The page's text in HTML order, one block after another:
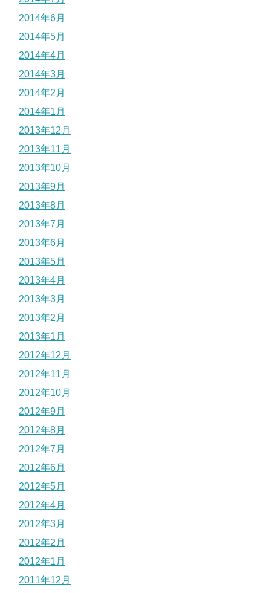
2014年6月
2014年5月
2014年4月
2014年3月
2014年2月
2014年1月
2013年12月
2013年11月
2013年10月
2013年9月
2013年8月
2013年7月
2013年6月
2013年5月
2013年4月
2013年3月
2013年2月
2013年1月
2012年12月
2012年11月
2012年10月
2012年9月
2012年8月
2012年7月
2012年6月
2012年5月
2012年4月
2012年3月
2012年2月
2012年1月
2011年12月